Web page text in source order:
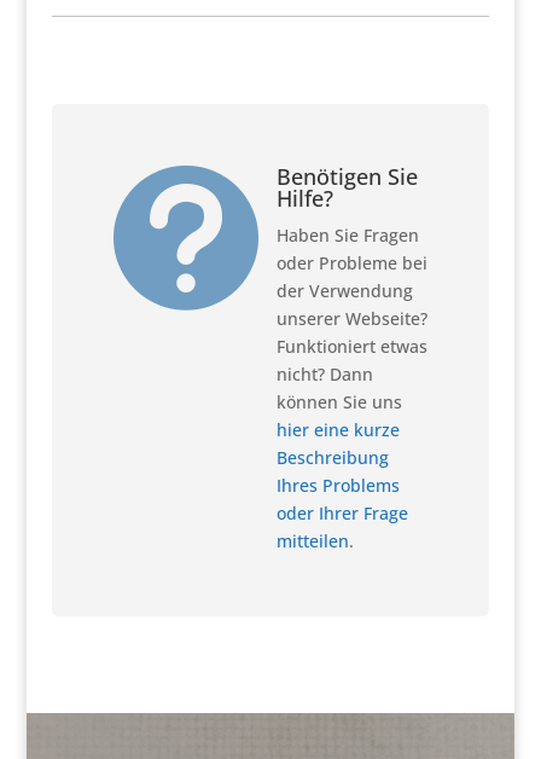
 Benötigen Sie
Hilfe?
Haben Sie Fragen
oder Probleme bei
der Verwendung
unserer Webseite?
Funktioniert etwas
nicht? Dann
können Sie uns
hier eine kurze
Beschreibung
Ihres Problems
oder Ihrer Frage
mitteilen.